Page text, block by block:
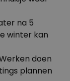
na 5
winter kan
doen
plannen